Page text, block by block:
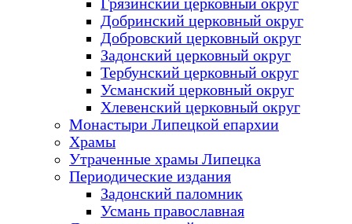
Грязинский церковный округ
Добринский церковный округ
Добровский церковный округ
Задонский церковный округ
Тербунский церковный округ
Усманский церковный округ
Хлевенский церковный округ
Монастыри Липецкой епархии
Храмы
Утраченные храмы Липецка
Периодические издания
Задонский паломник
Усмань православная